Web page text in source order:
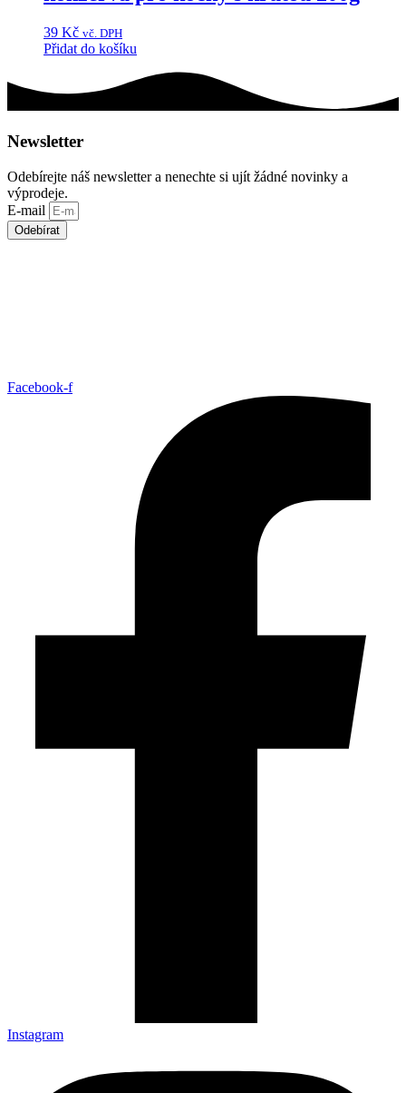
39 Kč vč. DPH
Přidat do košíku
Newsletter
Odebírejte náš newsletter a nenechte si ujít žádné novinky a
výprodeje.
E-mail
Odebírat
Facebook-f
Instagram